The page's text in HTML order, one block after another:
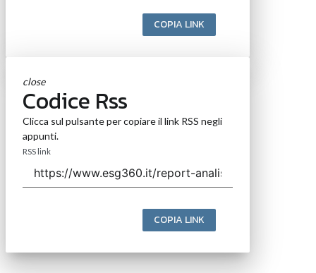
COPIA LINK
close
Codice Rss
Clicca sul pulsante per copiare il link RSS negli
appunti.
RSS link
COPIA LINK